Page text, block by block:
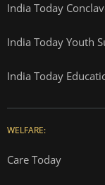
India Today
India Today Youth
India Today
WELFARE:
Care Today